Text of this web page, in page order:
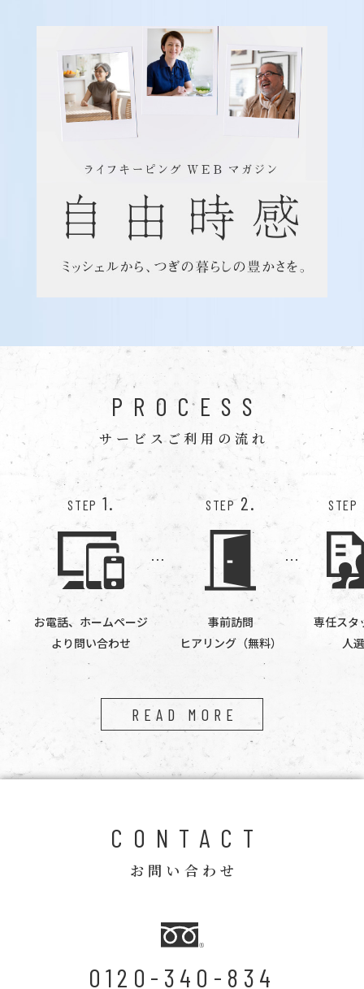
PROCESS
サービスご利用の流れ
STEP 1.
お電話、ホームページ
より問い合わせ
STEP 2.
事前訪問
ヒアリング（無料）
STEP
専任スタ
人選
READ MORE
CONTACT
お問い合わせ
0120-340-834